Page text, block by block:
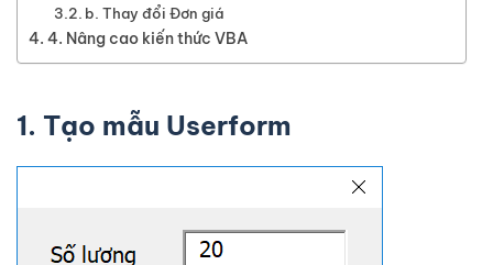
b. Thay đổi Đơn giá
4. Nâng cao kiến thức VBA
1. Tạo mẫu Userform